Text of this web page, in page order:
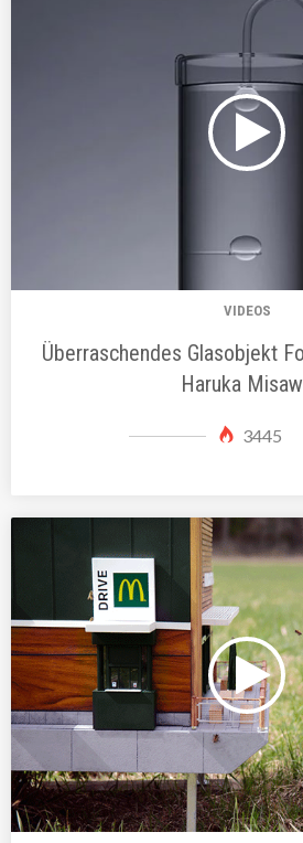
VIDEOS
Überraschendes Glasobjekt
Haruka
3445